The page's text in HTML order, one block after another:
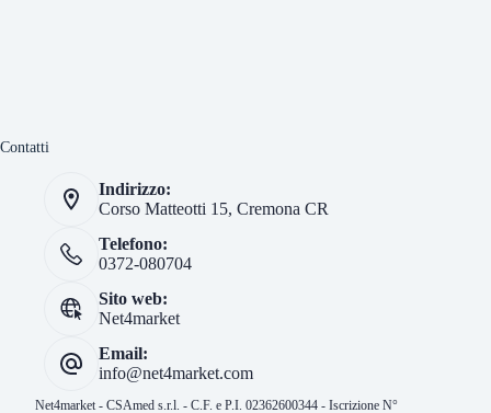
Contatti
Indirizzo:
Corso Matteotti 15, Cremona CR
Telefono:
0372-080704
Sito web:
Net4market
Email:
info@net4market.com
Net4market - CSAmed s.r.l. - C.F. e P.I. 02362600344 - Iscrizione N°